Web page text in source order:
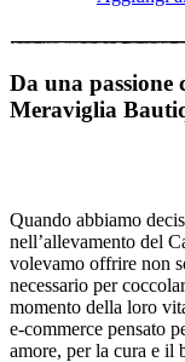
Da una passione
Meraviglia
Quando abbiamo
nell’allevamento del
volevamo offrire non
necessario per
momento della loro
e-commerce pensato
amore, per la cura e il